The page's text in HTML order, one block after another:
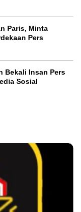
Paris, Minta
Pers
Bekali Insan Pers
Sosial